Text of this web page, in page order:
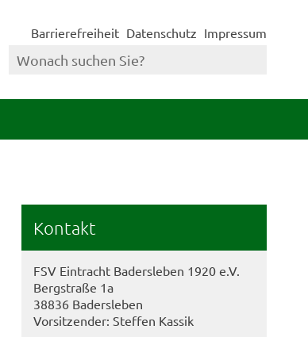
Barrierefreiheit Datenschutz Impressum
Kontakt
FSV Eintracht Badersleben 1920 e.V.
Bergstraße 1a
38836 Badersleben
Vorsitzender: Steffen Kassik